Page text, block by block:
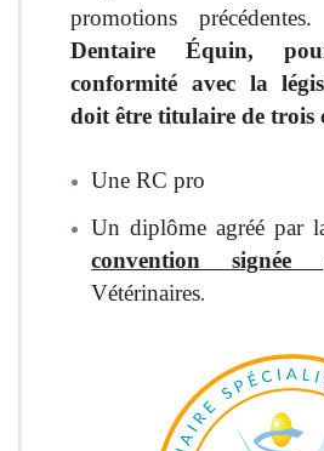
promotions précédentes.
Dentaire Équin,
conformité avec la
doit être titulaire de trois
Une RC pro
Un diplôme agréé par
convention signée
Vétérinaires.